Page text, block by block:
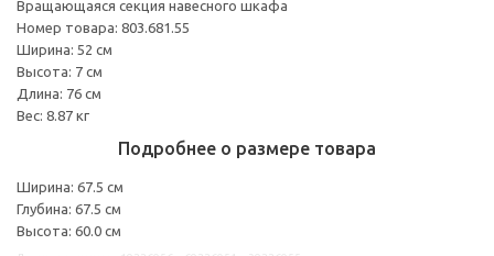
Вращающаяся секция навесного шкафа
Номер товара: 803.681.55
Ширина: 52 см
Высота: 7 см
Длина: 76 см
Вес: 8.87 кг
Подробнее о размере товара
Ширина: 67.5 см
Глубина: 67.5 см
Высота: 60.0 см